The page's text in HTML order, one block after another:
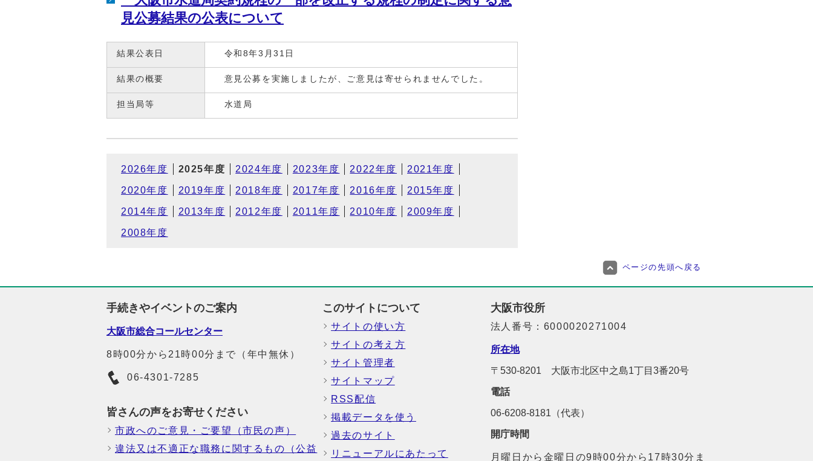
見公募結果の公表について
結果公表日 令和8年3月31日
結果の概要 意見公募を実施しましたが、ご意見は寄せられませんでした。
担当局等 水道局
2026年度 2025年度 2024年度 2023年度 2022年度 2021年度
2020年度 2019年度 2018年度 2017年度 2016年度 2015年度
2014年度 2013年度 2012年度 2011年度 2010年度 2009年度
2008年度
ページの先頭へ戻る
手続きやイベントのご案内
大阪市総合コールセンター
8時00分から21時00分まで（年中無休）
06-4301-7285
皆さんの声をお寄せください
市政へのご意見・ご要望（市民の声）
違法又は不適正な職務に関するもの（公益
このサイトについて
サイトの使い方
サイトの考え方
サイト管理者
サイトマップ
RSS配信
掲載データを使う
過去のサイト
リニューアルにあたって
大阪市役所
法人番号：6000020271004
所在地
〒530-8201 大阪市北区中之島1丁目3番20号
電話
06-6208-8181（代表）
開庁時間
月曜日から金曜日の9時00分から17時30分ま